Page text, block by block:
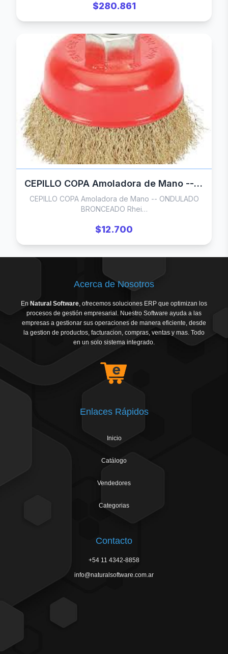
$280.861
CEPILLO COPA Amoladora de Mano -- ONDULADO BRONCEADO Rhein 100 mm
CEPILLO COPA Amoladora de Mano -- ONDULADO
BRONCEADO Rhei…
$12.700
Acerca de Nosotros
En Natural Software, ofrecemos soluciones ERP que optimizan los
procesos de gestión empresarial. Nuestro Software ayuda a las
empresas a gestionar sus operaciones de manera eficiente, desde
la gestion de productos, facturacion, compras, ventas y mas. Todo
en un solo sistema integrado.
Enlaces Rápidos
Inicio
Catálogo
Vendedores
Categorias
Contacto
+54 11 4342-8858
info@naturalsoftware.com.ar